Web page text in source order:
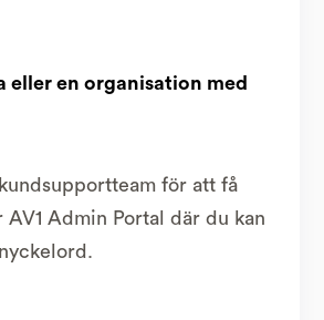
eller en organisation med
för att få
Admin Portal där du kan